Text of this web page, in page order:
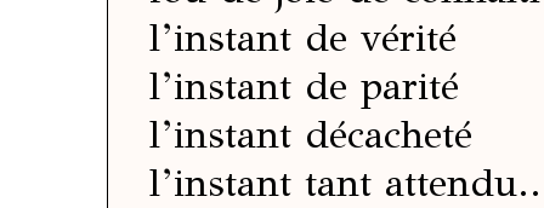
l’instant de vérité
l’instant de parité
l’instant décacheté
l’instant tant